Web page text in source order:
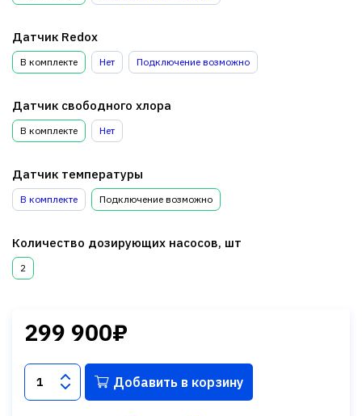
Датчик Redox
В комплекте Нет Подключение возможно
Датчик свободного хлора
В комплекте Нет
Датчик температуры
В комплекте Подключение возможно
Количество дозирующих насосов, шт
2
299 900₽
Добавить в корзину